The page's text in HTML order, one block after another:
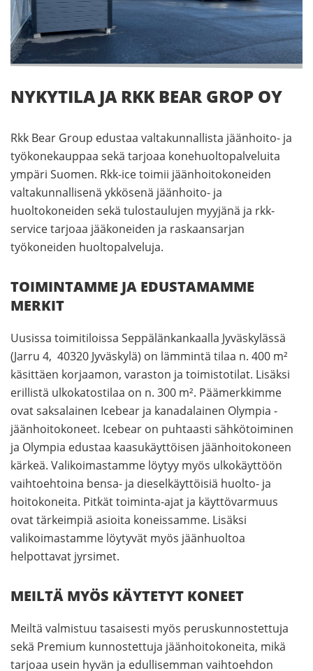
NYKYTILA JA RKK BEAR GROP OY
Rkk Bear Group edustaa valtakunnallista jäänhoito- ja
työkonekauppaa sekä tarjoaa konehuoltopalveluita
ympäri Suomen. Rkk-ice toimii jäänhoitokoneiden
valtakunnallisenä ykkösenä jäänhoito- ja
huoltokoneiden sekä tulostaulujen myyjänä ja rkk-
service tarjoaa jääkoneiden ja raskaansarjan
työkoneiden huoltopalveluja.
TOIMINTAMME JA EDUSTAMAMME
MERKIT
Uusissa toimitiloissa Seppälänkankaalla Jyväskylässä
(Jarru 4, 40320 Jyväskylä) on lämmintä tilaa n. 400 m²
käsittäen korjaamon, varaston ja toimistotilat. Lisäksi
erillistä ulkokatostilaa on n. 300 m². Päämerkkimme
ovat saksalainen Icebear ja kanadalainen Olympia -
jäänhoitokoneet. Icebear on puhtaasti sähkötoiminen
ja Olympia edustaa kaasukäyttöisen jäänhoitokoneen
kärkeä. Valikoimastamme löytyy myös ulkokäyttöön
vaihtoehtoina bensa- ja dieselkäyttöisiä huolto- ja
hoitokoneita. Pitkät toiminta-ajat ja käyttövarmuus
ovat tärkeimpiä asioita koneissamme. Lisäksi
valikoimastamme löytyvät myös jäänhuoltoa
helpottavat jyrsimet.
MEILTÄ MYÖS KÄYTETYT KONEET
Meiltä valmistuu tasaisesti myös peruskunnostettuja
sekä Premium kunnostettuja jäänhoitokoneita, mikä
tarjoaa usein hyvän ja edullisemman vaihtoehdon